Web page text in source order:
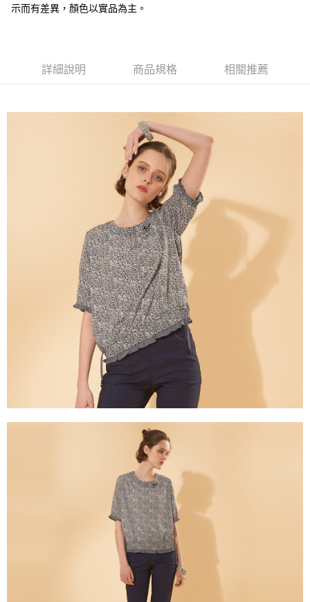
大哥付你分期
2.付款方式選擇「大哥付你分期」，訂單成立後會自動跳轉到大哥付的交易
流程，驗證手機門號後，選擇欲分期的期數、繳款截止日，確認付款後即完
4.訂單成立30分鐘內，如未前往確認交易或遇審核未通過，訂單將自動取
消。如遇「轉專審核」未通過狀況，表示未達大哥付你分期系統評分，恕無
1.分期款項不併入電信帳單，「大哥付你分期」於每月結算日後寄送繳費提
2.透過簡訊連結打開帳單後，可選擇「超商條碼／台灣大直營門市／銀行轉
帳／街口支付／iPASS MONEY」等通路繳費。
1.本服務係由「台灣大哥大股份有限公司」（以下簡稱本公司）所提供，讓
用戶於交易時，得透過本服務購買商品或服務，並由商店將買賣／分期付款
買賣價金債權讓與本公司後，依約使用本公司帳單繳交帳款。
2.基於同意付款使用「大哥付你分期」之契約關係目的，商店將以您的個人
資料（包含姓名、電話或地址）提供予台灣大哥大進項蒐集、處理及利用，
由本公司與您本人進行分期帳單所需資料之確認、核對及更正。
3.完整用戶服務條款，請詳閱以下連結：https://oppay.tw/userRule
相關說明
１．簡單：不需註冊會員、不需綁卡、不需儲值。
２．便利：只要手機號碼，簡訊認證，即可結帳。
３．安心：先確認商品／服務後，再付款。
【「AFTEE先享後付」結帳流程】
１．於結帳方式選擇「AFTEE先享後付」後，將跳轉至「AFTEE先享後付」
結帳頁面，進行簡訊認證並確認金額後，即可完成結帳。
２．訂單成立數日內，您將收到繳費通知簡訊。
３．收到繳費通知簡訊後14天內，點擊此簡訊中的連結，可透過四大超商／
ATM／網路銀行／等多元方式進行付款，方視為交易完成。
※ 請注意：結帳手續完成當下不需立刻繳費，但若您需要取消訂單，請聯絡
購買商品的店家。未經商家同意取消之訂單仍視為有效，需透過AFTEE先享
後付繳納相關費用。
※ 交易是否成功請以「AFTEE先享後付 」之結帳頁面顯示為準，若有關於
是否繳費成功／繳費後需取消欲退款等相關疑問，請聯繫「AFTEE先享後付
客戶支援中心」https://netprotections.freshdesk.com/support/home
１．透過由恩沛科技股份有限公司提供之「AFTEE先享後付」服務完成之交
易，需依本服務之必要範圍內提供個人資料，並將交易相關給付款項請求債
權轉讓予恩沛科技股份有限公司。
２．關於個人資料處理事宜，請瀏覽以下網址：
https://aftee.tw/terms/#terms3
３．未成年的使用者請事先徵得法定代理人或監護人之同意方可使用
４．使用「AFTEE先享後付」時，將依據個別帳號之用戶狀況，依本公司即
時審查核予不同之上限額度；若仍有額度不足之情形，本公司將視審查結果
５．嚴禁一人註冊多個帳號或使用他人資訊註冊。若發現惡意使用之情形，
恩沛科技股份有限公司將有權停止該用戶之使用額度並採取法律行動。
每筆NT$120，滿NT$2,000(含以上)免運費
每筆NT$120，滿NT$2,000(含以上)免運費
每筆NT$120，滿NT$2,000(含以上)免運費
示而有差異，顏色以實品為主。
詳細說明 商品規格 相關推薦